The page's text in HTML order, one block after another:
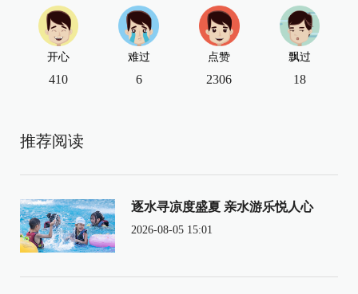
开心
410
难过
6
点赞
2306
飘过
18
推荐阅读
逐水寻凉度盛夏 亲水游乐悦人心
2026-08-05 15:01